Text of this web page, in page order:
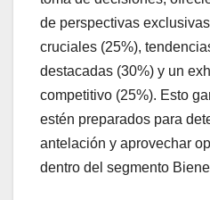
de perspectivas
cruciales (25%),
destacadas (30%) y un
competitivo (25%). Esto
estén preparados para
antelación y aprovechar
dentro del segmento